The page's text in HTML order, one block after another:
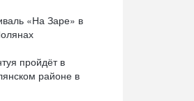
«На Заре» в
пройдёт в
районе в